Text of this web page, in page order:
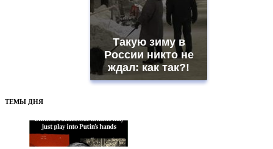
Такую зиму в
России никто не
ждал: как так?!
ТЕМЫ ДНЯ